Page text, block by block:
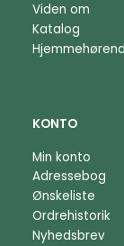
Viden om
Katalog
KONTO
Min konto
Adressebog
Ønskeliste
Ordrehistorik
Nyhedsbrev